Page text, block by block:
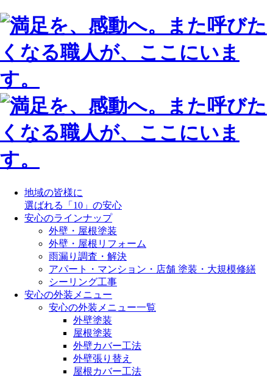
地域の皆様に
選ばれる「10」の安心
安心のラインナップ
外壁・屋根塗装
外壁・屋根リフォーム
雨漏り調査・解決
アパート・マンション・店舗 塗装・大規模修繕
シーリング工事
安心の外装メニュー
安心の外装メニュー一覧
外壁塗装
屋根塗装
外壁カバー工法
外壁張り替え
屋根カバー工法